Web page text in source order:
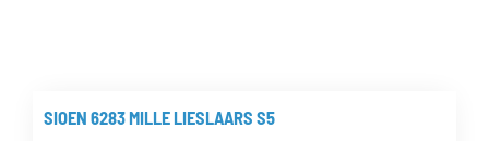
SIOEN 6283 MILLE LIESLAARS S5